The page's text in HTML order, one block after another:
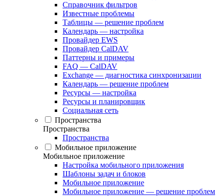
Справочник фильтров
Известные проблемы
Таблицы — решение проблем
Календарь — настройка
Провайдер EWS
Провайдер CalDAV
Паттерны и примеры
FAQ — CalDAV
Exchange — диагностика синхронизации
Календарь — решение проблем
Ресурсы — настройка
Ресурсы и планировщик
Социальная сеть
Пространства
Пространства
Пространства
Мобильное приложение
Мобильное приложение
Настройка мобильного приложения
Шаблоны задач и блоков
Мобильное приложение
Мобильное приложение — решение проблем